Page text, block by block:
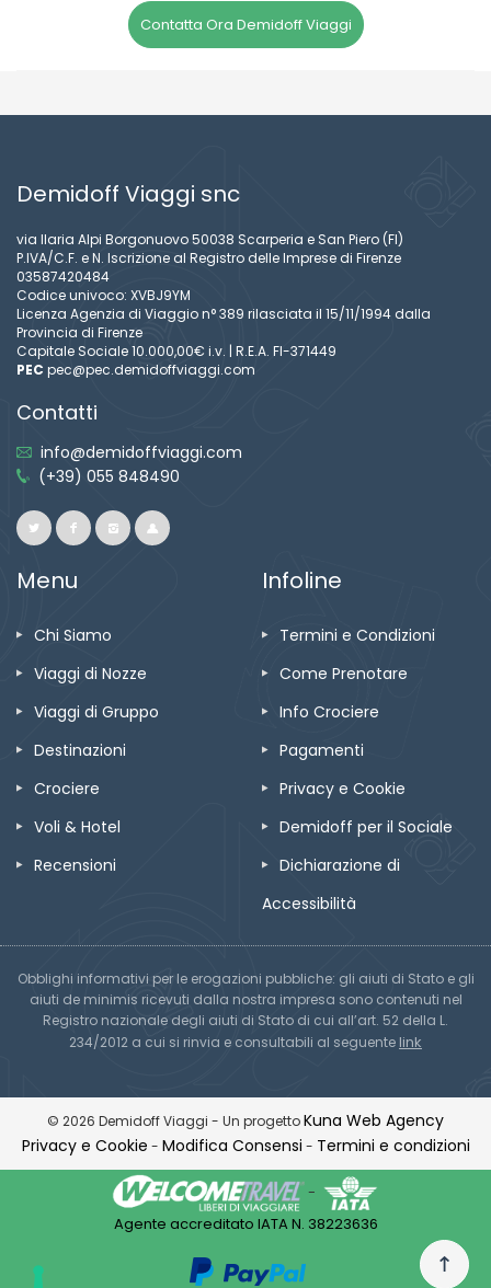
Contatta Ora Demidoff Viaggi
Demidoff Viaggi snc
via Ilaria Alpi Borgonuovo 50038 Scarperia e San Piero (FI)
P.IVA/C.F. e N. Iscrizione al Registro delle Imprese di Firenze
03587420484
Codice univoco: XVBJ9YM
Licenza Agenzia di Viaggio n° 389 rilasciata il 15/11/1994 dalla
Provincia di Firenze
Capitale Sociale 10.000,00€ i.v. | R.E.A. FI-371449
PEC pec@pec.demidoffviaggi.com
Contatti
info@demidoffviaggi.com
(+39) 055 848490
Menu
Chi Siamo
Viaggi di Nozze
Viaggi di Gruppo
Destinazioni
Crociere
Voli & Hotel
Recensioni
Infoline
Termini e Condizioni
Come Prenotare
Info Crociere
Pagamenti
Privacy e Cookie
Demidoff per il Sociale
Dichiarazione di
Accessibilità
Obblighi informativi per le erogazioni pubbliche: gli aiuti di Stato e gli
aiuti de minimis ricevuti dalla nostra impresa sono contenuti nel
Registro nazionale degli aiuti di Stato di cui all’art. 52 della L.
234/2012 a cui si rinvia e consultabili al seguente link
© 2026 Demidoff Viaggi - Un progettoKuna Web Agency
Privacy e Cookie - Modifica Consensi - Termini e condizioni
-
Agente accreditato IATA N. 38223636